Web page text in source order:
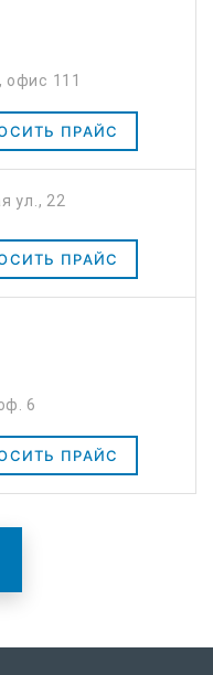
офис 111
ПРАЙС
ул., 22
ПРАЙС
6
ПРАЙС